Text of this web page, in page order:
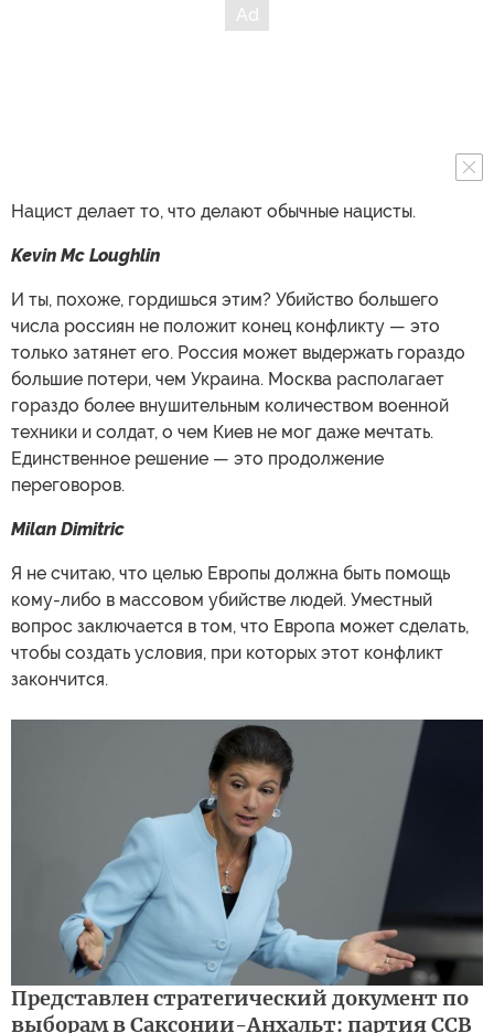
Нацист делает то, что делают обычные нацисты.
Kevin Mc Loughlin
И ты, похоже, гордишься этим? Убийство большего
числа россиян не положит конец конфликту — это
только затянет его. Россия может выдержать гораздо
большие потери, чем Украина. Москва располагает
гораздо более внушительным количеством военной
техники и солдат, о чем Киев не мог даже мечтать.
Единственное решение — это продолжение
переговоров.
Milan Dimitric
Я не считаю, что целью Европы должна быть помощь
кому-либо в массовом убийстве людей. Уместный
вопрос заключается в том, что Европа может сделать,
чтобы создать условия, при которых этот конфликт
закончится.
Представлен стратегический документ по
выборам в Саксонии-Анхальт: партия ССВ